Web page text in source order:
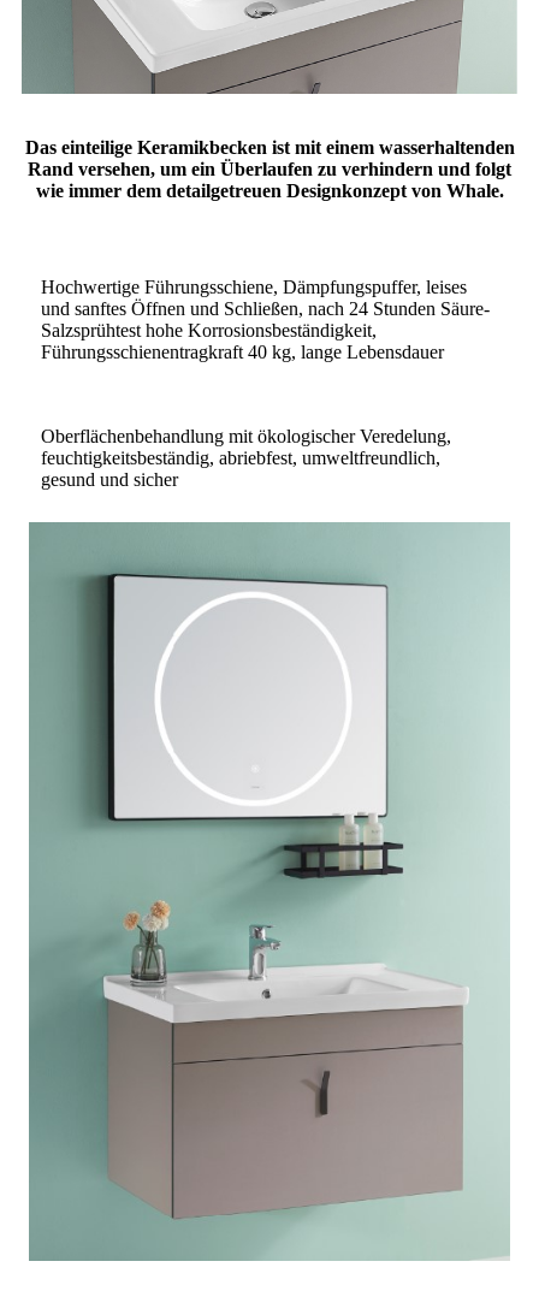
Das einteilige Keramikbecken ist mit einem wasserhaltenden
Rand versehen, um ein Überlaufen zu verhindern und folgt
wie immer dem detailgetreuen Designkonzept von Whale.
Hochwertige Führungsschiene, Dämpfungspuffer, leises
und sanftes Öffnen und Schließen, nach 24 Stunden Säure-
Salzsprühtest hohe Korrosionsbeständigkeit,
Führungsschienentragkraft 40 kg, lange Lebensdauer
Oberflächenbehandlung mit ökologischer Veredelung,
feuchtigkeitsbeständig, abriebfest, umweltfreundlich,
gesund und sicher